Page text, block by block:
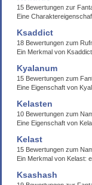
15 Bewertungen zur
Eine
Ksaddict
18 Bewertungen zum
Ein Merkmal von
Kyalanum
15 Bewertungen zum
Eine Eigenschaft von
Kelasten
10 Bewertungen zum
Eine Eigenschaft von
Kelast
15 Bewertungen zum
Ein Merkmal von Kelast:
Ksashash